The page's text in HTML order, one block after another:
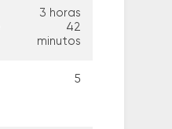
3 horas
42
minutos
5